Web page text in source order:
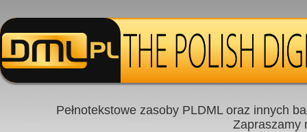
Pełnotekstowe zasoby PLDML oraz innych
Zapraszamy